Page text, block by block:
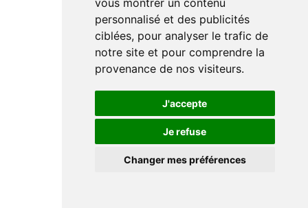
vous montrer un contenu
personnalisé et des publicités
ciblées, pour analyser le trafic de
notre site et pour comprendre la
provenance de nos visiteurs.
J'accepte
Je refuse
Changer mes préférences
vous montrer un contenu
personnalisé et des publicités
ciblées, pour analyser le trafic de
notre site et pour comprendre la
provenance de nos visiteurs.
J'accepte
Je refuse
Changer mes préférences